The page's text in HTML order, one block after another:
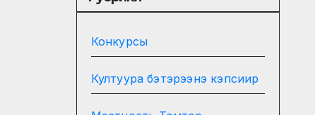
Конкурсы
Култуура бэтэрээнэ кэпсиир